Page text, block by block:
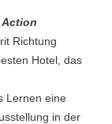
Action
Richtung
Hotel, das
Lernen eine
in der